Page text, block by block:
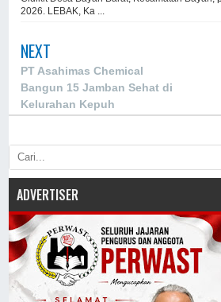
2026. LEBAK, Ka ...
NEXT
PT Asahimas Chemical
Bangun 15 Jamban Sehat di
Kelurahan Kepuh
ADVERTISER